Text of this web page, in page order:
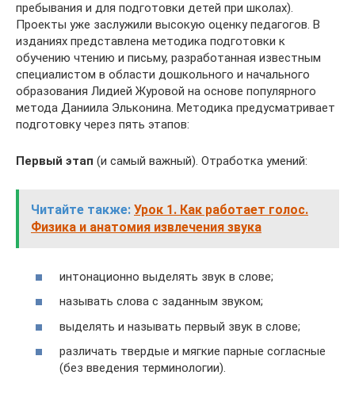
пребывания и для подготовки детей при школах).
Проекты уже заслужили высокую оценку педагогов. В
изданиях представлена методика подготовки к
обучению чтению и письму, разработанная известным
специалистом в области дошкольного и начального
образования Лидией Журовой на основе популярного
метода Даниила Эльконина. Методика предусматривает
подготовку через пять этапов:
Первый этап (и самый важный). Отработка умений:
Читайте также: Урок 1. Как работает голос.
Физика и анатомия извлечения звука
интонационно выделять звук в слове;
называть слова с заданным звуком;
выделять и называть первый звук в слове;
различать твердые и мягкие парные согласные
(без введения терминологии).